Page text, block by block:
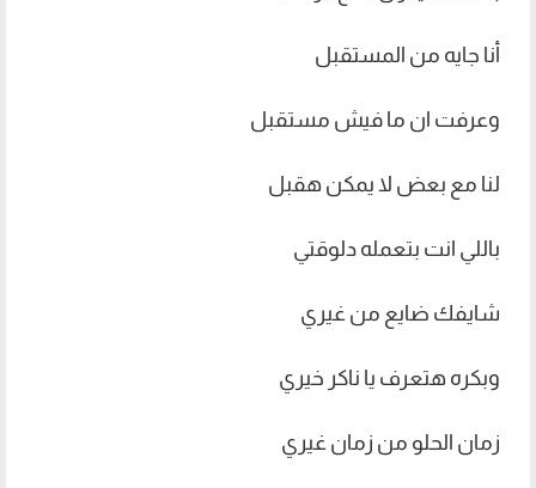
أنا جايه من المستقبل
وعرفت ان ما فيش مستقبل
لنا مع بعض لا يمكن هقبل
باللي انت بتعمله دلوقتي
شايفك ضايع من غيري
وبكره هتعرف يا ناكر خيري
زمان الحلو من زمان غيري